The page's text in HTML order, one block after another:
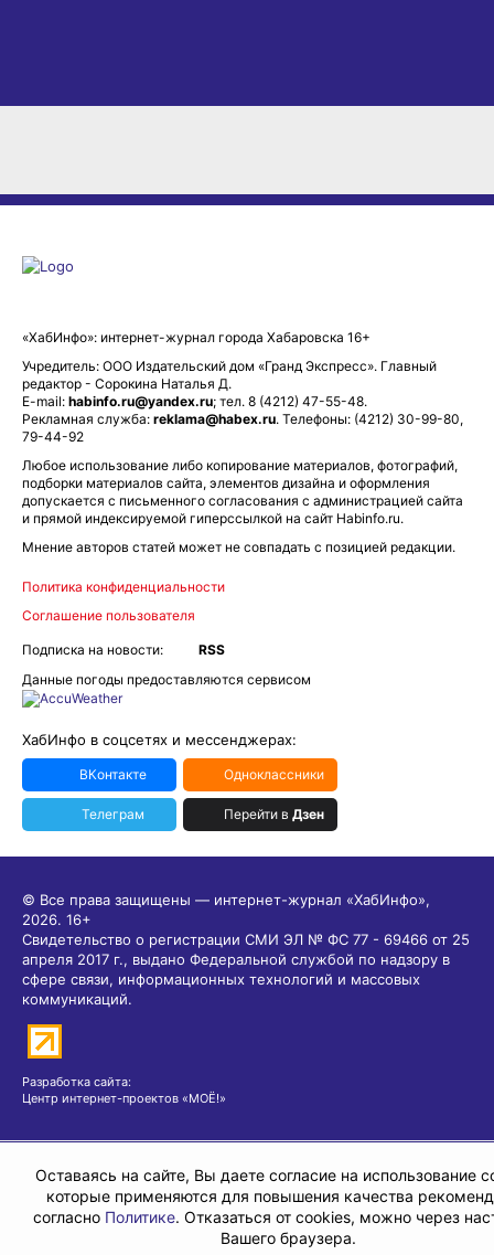
«ХабИнфо»: интернет-журнал города Хабаровска 16+
Учредитель: ООО Издательский дом «Гранд Экспресс». Главный
редактор - Сорокина Наталья Д.
E-mail: habinfo.ru@yandex.ru; тел. 8 (4212) 47-55-48.
Рекламная служба: reklama@habex.ru. Телефоны: (4212) 30-99-80,
79-44-92
Любое использование либо копирование материалов, фотографий,
подборки материалов сайта, элементов дизайна и оформления
допускается с письменного согласования с администрацией сайта
и прямой индексируемой гиперссылкой на сайт Habinfo.ru.
Мнение авторов статей может не совпадать с позицией редакции.
Политика конфиденциальности
Соглашение пользователя
Подписка на новости:
RSS
Данные погоды предоставляются сервисом
ХабИнфо в соцсетях и мессенджерах:
ВКонтакте Одноклассники
Телеграм Перейти в Дзен
© Все права защищены — интернет-журнал «ХабИнфо»,
2026. 16+
Свидетельство о регистрации СМИ ЭЛ № ФС 77 - 69466 от 25
апреля 2017 г., выдано Федеральной службой по надзору в
сфере связи, информационных технологий и массовых
коммуникаций.
Разработка сайта:
Центр интернет-проектов «МОЁ!»
Оставаясь на сайте, Вы даете согласие на использование
которые применяются для повышения качества
согласно Политике. Отказаться от cookies, можно через
Вашего браузера.